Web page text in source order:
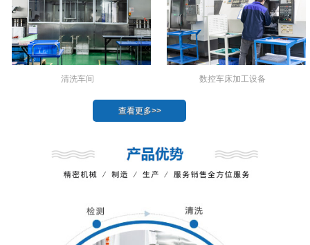
清洗车间 数控车床加工设备
查看更多>>